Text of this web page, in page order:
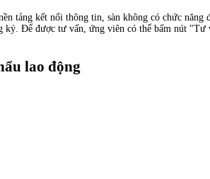
tảng kết nối thông tin, sàn không có chức
Để được tư vấn, ứng viên có thể bấm nút "Tư
lao động